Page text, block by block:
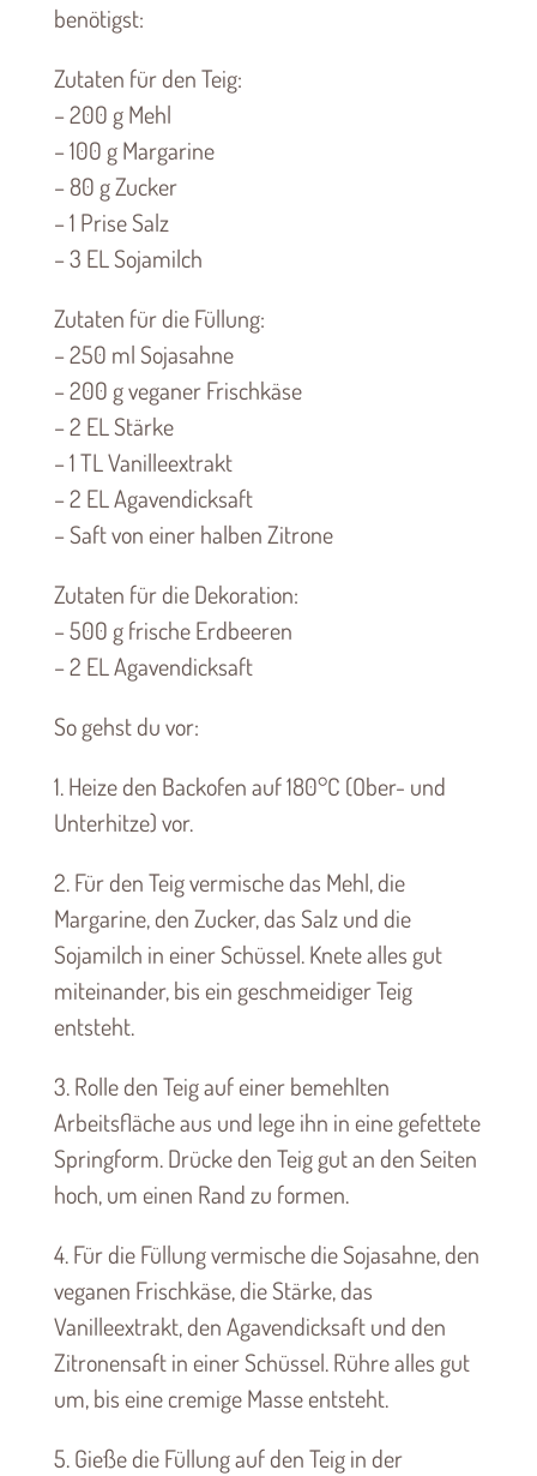
benötigst:
Zutaten für den Teig:
– 200 g Mehl
– 100 g Margarine
– 80 g Zucker
– 1 Prise Salz
– 3 EL Sojamilch
Zutaten für die Füllung:
– 250 ml Sojasahne
– 200 g veganer Frischkäse
– 2 EL Stärke
– 1 TL Vanilleextrakt
– 2 EL Agavendicksaft
– Saft von einer halben Zitrone
Zutaten für die Dekoration:
– 500 g frische Erdbeeren
– 2 EL Agavendicksaft
So gehst du vor:
1. Heize den Backofen auf 180°C (Ober- und
Unterhitze) vor.
2. Für den Teig vermische das Mehl, die
Margarine, den Zucker, das Salz und die
Sojamilch in einer Schüssel. Knete alles gut
miteinander, bis ein geschmeidiger Teig
entsteht.
3. Rolle den Teig auf einer bemehlten
Arbeitsfläche aus und lege ihn in eine gefettete
Springform. Drücke den Teig gut an den Seiten
hoch, um einen Rand zu formen.
4. Für die Füllung vermische die Sojasahne, den
veganen Frischkäse, die Stärke, das
Vanilleextrakt, den Agavendicksaft und den
Zitronensaft in einer Schüssel. Rühre alles gut
um, bis eine cremige Masse entsteht.
5. Gieße die Füllung auf den Teig in der